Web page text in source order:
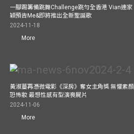
一腳踢籌備跳舞Challenge跳勻全香港 Vian連家
穎預告Me&即將推出全新聖誕歌
2024-11-18
More
黃淑蔓再憑微電影《深房》奪女主角獎 無懼素顏
恐怖妝 最想性感有型演喪屍片
2024-11-06
More